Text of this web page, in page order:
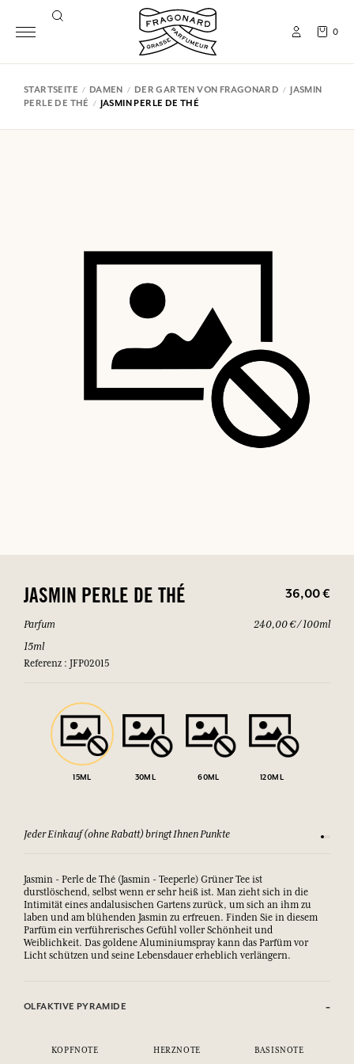
0
STARTSEITE DAMEN DER GARTEN VON FRAGONARD
JASMIN
PERLE DE THÉ
JASMIN PERLE DE THÉ
JASMIN PERLE DE THÉ 36,00 €
Parfum
15ml
Referenz : JFP02015
240,00 € / 100ml
15ML 30ML 60ML 120ML
Sehen Sie sich unsere AGBs an
Jasmin - Perle de Thé (Jasmin - Teeperle) Grüner Tee ist
durstlöschend, selbst wenn er sehr heiß ist. Man zieht sich in die
Intimität eines andalusischen Gartens zurück, um sich an ihm zu
laben und am blühenden Jasmin zu erfreuen. Finden Sie in diesem
Parfüm ein verführerisches Gefühl voller Schönheit und
Weiblichkeit. Das goldene Aluminiumspray kann das Parfüm vor
Licht schützen und seine Lebensdauer erheblich verlängern.
OLFAKTIVE PYRAMIDE
KOPFNOTE HERZNOTE BASISNOTE